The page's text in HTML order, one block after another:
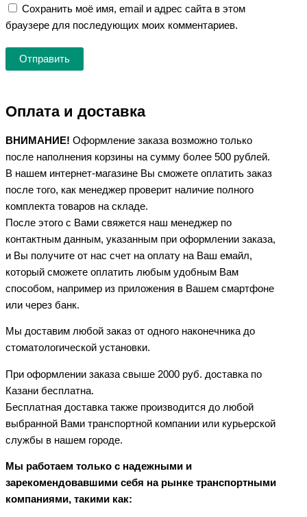
Сохранить моё имя, email и адрес сайта в этом
браузере для последующих моих комментариев.
Оплата и доставка
ВНИМАНИЕ! Оформление заказа возможно только
после наполнения корзины на сумму более 500 рублей.
В нашем интернет-магазине Вы сможете оплатить заказ
после того, как менеджер проверит наличие полного
комплекта товаров на складе.
После этого с Вами свяжется наш менеджер по
контактным данным, указанным при оформлении заказа,
и Вы получите от нас счет на оплату на Ваш емайл,
который сможете оплатить любым удобным Вам
способом, например из приложения в Вашем смартфоне
или через банк.
Мы доставим любой заказ от одного наконечника до
стоматологической установки.
При оформлении заказа свыше 2000 руб. доставка по
Казани бесплатна.
Бесплатная доставка также производится до любой
выбранной Вами транспортной компании или курьерской
службы в нашем городе.
Мы работаем только с надежными и
зарекомендовавшими себя на рынке транспортными
компаниями, такими как: